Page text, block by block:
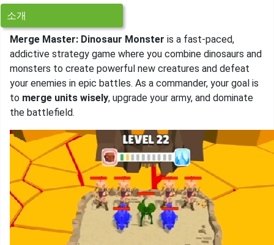
소개
Merge Master: Dinosaur Monster is a fast-paced,
addictive strategy game where you combine dinosaurs and
monsters to create powerful new creatures and defeat
your enemies in epic battles. As a commander, your goal is
to merge units wisely, upgrade your army, and dominate
the battlefield.